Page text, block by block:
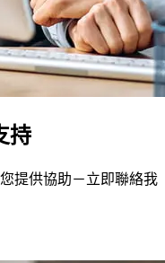
持
提供協助－立即聯絡我